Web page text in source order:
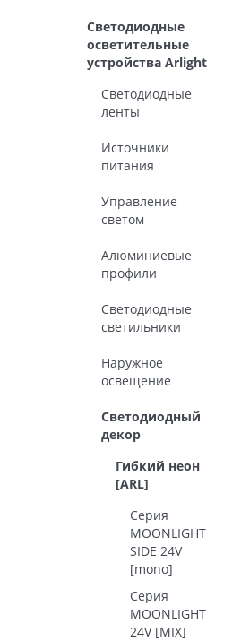
Светодиодные
осветительные
устройства Arlight
Светодиодные
ленты
Источники
питания
Управление
светом
Алюминиевые
профили
Светодиодные
светильники
Наружное
освещение
Светодиодный
декор
Гибкий неон
[ARL]
Серия
MOONLIGHT
SIDE 24V
[mono]
Серия
MOONLIGHT
24V [MIX]